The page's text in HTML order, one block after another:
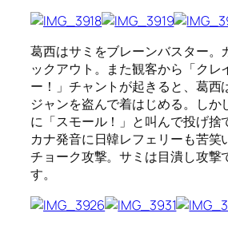
葛西はサミをブレーンバスター。
ックアウト。また観客から「クレ
ー！」チャントが起きると、葛西
ジャンを盗んで着はじめる。しか
に「スモール！」と叫んで投げ捨
カナ発音に日韓レフェリーも苦笑
チョーク攻撃。サミは目潰し攻撃
す。